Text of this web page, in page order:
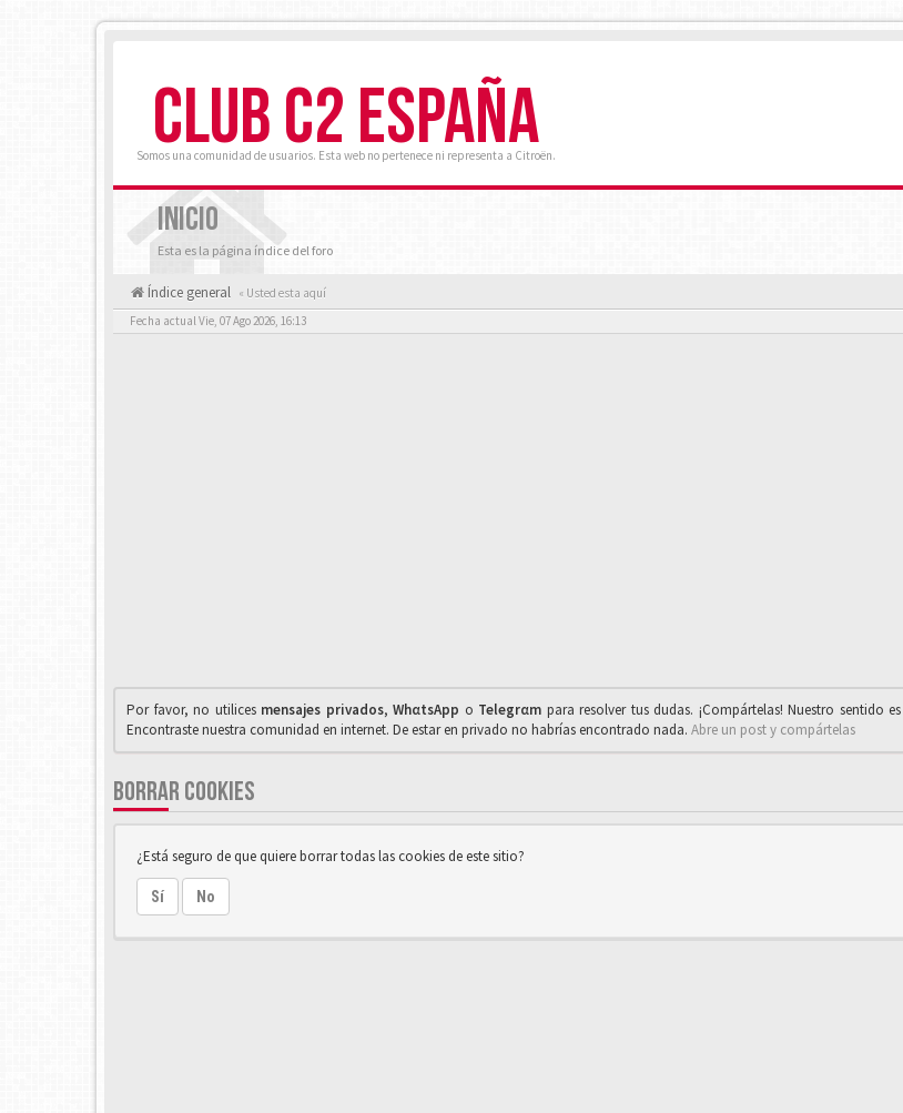
CLUB C2 ESPAÑA
Somos una comunidad de usuarios. Esta web no pertenece ni representa a Citroën.
INICIO
Esta es la página índice del foro
Índice general « Usted esta aquí
Fecha actual Vie, 07 Ago 2026, 16:13
Por favor, no utilices mensajes privados,WhαtsApp o Telegrαm para resolver tus dudas. ¡Compártelas! Nuestro sentido
Encontraste nuestra comunidad en internet. De estar en privado no habrías encontrado nada. Abre un post y compártelas
BORRAR COOKIES
¿Está seguro de que quiere borrar todas las cookies de este sitio?
Sí No